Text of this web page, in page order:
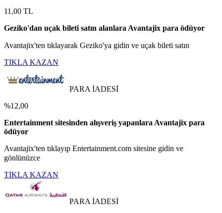
11,00 TL
Geziko'dan uçak bileti satın alanlara Avantajix para ödüyor
Avantajix'ten tıklayarak Geziko'ya gidin ve uçak bileti satın
TIKLA KAZAN
PARA İADESİ
%12,00
Entertainment sitesinden alışveriş yapanlara Avantajix para
ödüyor
Avantajix'ten tıklayıp Entertainment.com sitesine gidin ve
gönlünüzce
TIKLA KAZAN
PARA İADESİ